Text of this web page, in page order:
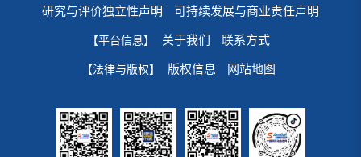
研究与评价独立性声明 可持续发展与商业责任声明
【平台信息】 关于我们 联系方式
【法律与版权】 版权信息 网站地图